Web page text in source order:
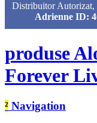
Distribuitor
Adrienne ID:
produse
Forever
² Navigation